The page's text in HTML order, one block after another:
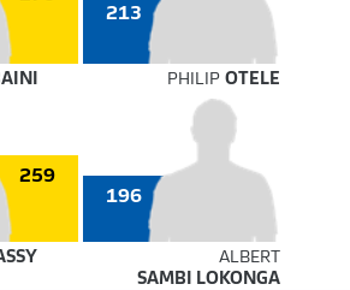
213
PHILIPOTELE
259
196
ALBERT
SAMBI LOKONGA